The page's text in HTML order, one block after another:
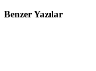
Benzer Yazılar